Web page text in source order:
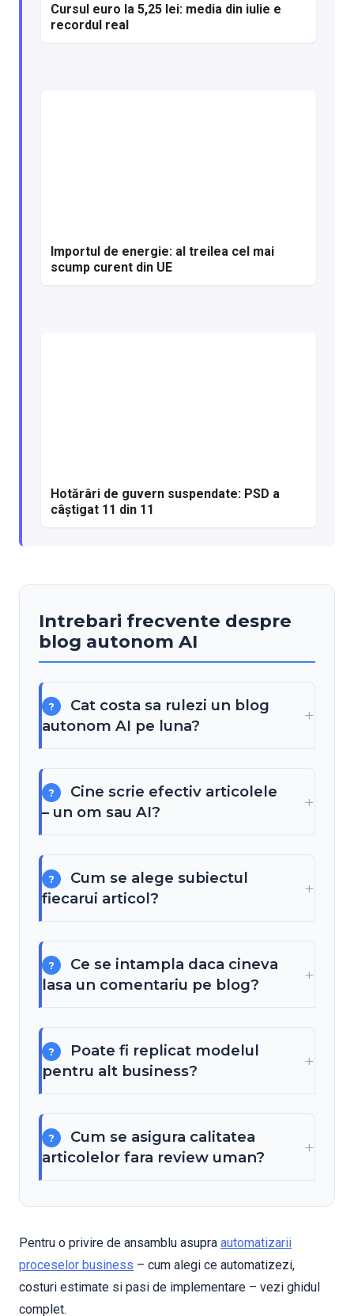
Cursul euro la 5,25 lei: media din iulie e
recordul real
Importul de energie: al treilea cel mai
scump curent din UE
Hotărâri de guvern suspendate: PSD a
câștigat 11 din 11
Intrebari frecvente despre
blog autonom AI
Cat costa sa rulezi un blog
autonom AI pe luna?
Cine scrie efectiv articolele
– un om sau AI?
Cum se alege subiectul
fiecarui articol?
Ce se intampla daca cineva
lasa un comentariu pe blog?
Poate fi replicat modelul
pentru alt business?
Cum se asigura calitatea
articolelor fara review uman?
Pentru o privire de ansamblu asupra automatizarii
proceselor business – cum alegi ce automatizezi,
costuri estimate si pasi de implementare – vezi ghidul
complet.